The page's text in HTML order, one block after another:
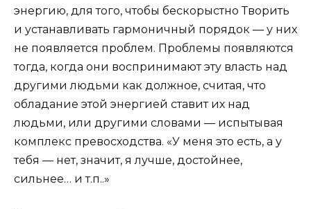
энергию, для того, чтобы бескорыстно Творить
и устанавливать гармоничный порядок — у них
не появляется проблем. Проблемы появляются
тогда, когда они воспринимают эту власть над
другими людьми как должное, считая, что
обладание этой энергией ставит их над
людьми, или другими словами — испытывая
комплекс превосходства. «У меня это есть, а у
тебя — нет, значит, я лучше, достойнее,
сильнее… и т.п..»